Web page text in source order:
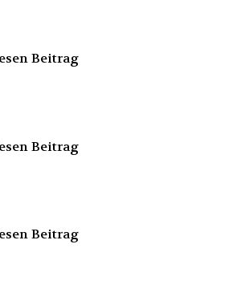
Beitrag
Beitrag
Beitrag